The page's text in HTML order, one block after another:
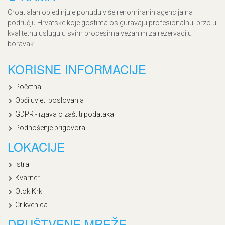
Croatialan objedinjuje ponudu više renomiranih agencija na
području Hrvatske koje gostima osiguravaju profesionalnu, brzo u
kvalitetnu uslugu u svim procesima vezanim za rezervaciju i
boravak.
KORISNE INFORMACIJE
Početna
Opći uvjeti poslovanja
GDPR - izjava o zaštiti podataka
Podnošenje prigovora
LOKACIJE
Istra
Kvarner
Otok Krk
Crikvenica